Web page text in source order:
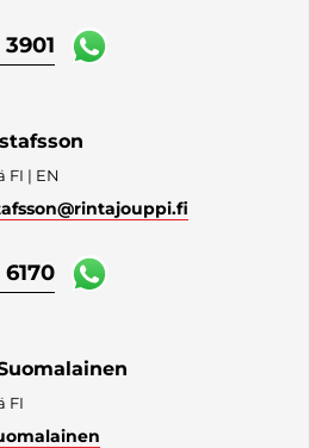
3901
FI | EN
@rintajouppi.fi
6170
FI